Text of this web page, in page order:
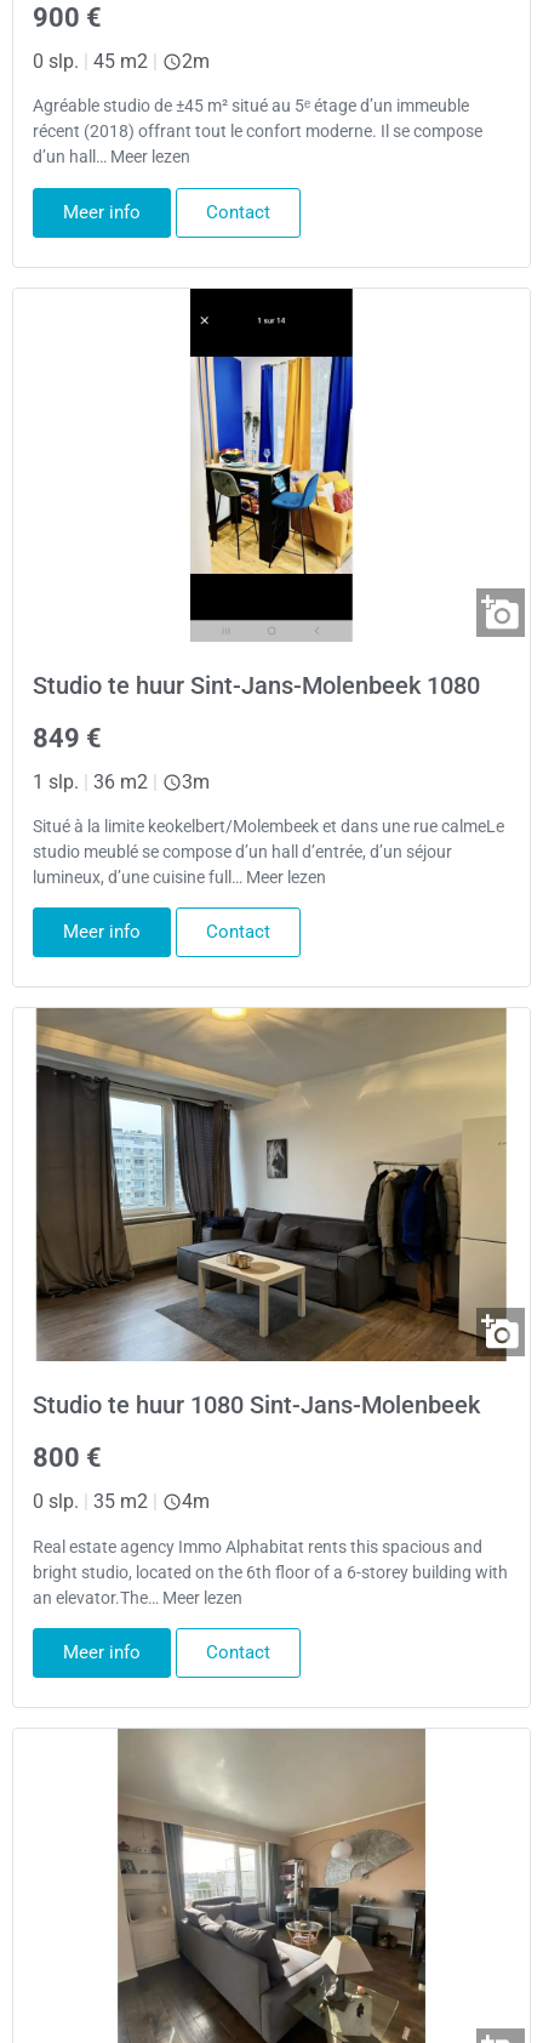
900 €
0 slp. | 45 m2 | 2m
Agréable studio de ±45 m² situé au 5ᵉ étage d’un immeuble
récent (2018) offrant tout le confort moderne. Il se compose
d’un hall… Meer lezen
Meer info Contact
Studio te huur Sint-Jans-Molenbeek 1080
849 €
1 slp. | 36 m2 | 3m
Situé à la limite keokelbert/Molembeek et dans une rue calmeLe
studio meublé se compose d’un hall d’entrée, d’un séjour
lumineux, d’une cuisine full… Meer lezen
Meer info Contact
Studio te huur 1080 Sint-Jans-Molenbeek
800 €
0 slp. 35 m2 4m
Real estate agency Immo Alphabitat rents this spacious and
bright studio, located on the 6th floor of a 6-storey building with
an elevator.The… Meer lezen
Meer info Contact